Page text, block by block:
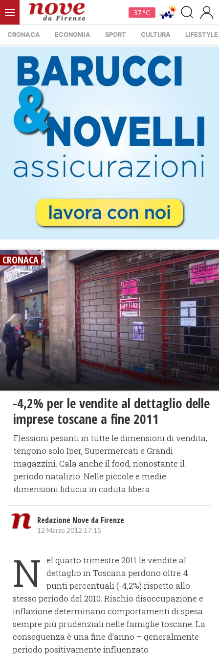
37 °C
CRONACA ECONOMIA SPORT CULTURA LIFESTYLE
CRONACA
-4,2% per le vendite al dettaglio delle
imprese toscane a fine 2011
Flessioni pesanti in tutte le dimensioni di vendita,
tengono solo Iper, Supermercati e Grandi
magazzini. Cala anche il food, nonostante il
periodo natalizio. Nelle piccole e medie
dimensioni fiducia in caduta libera
Redazione Nove da Firenze
12 Marzo 2012 17:15
N el quarto trimestre 2011 le vendite al
dettaglio in Toscana perdono oltre 4
punti percentuali (-4,2%) rispetto allo
stesso periodo del 2010. Rischio disoccupazione e
inflazione determinano comportamenti di spesa
sempre più prudenziali nelle famiglie toscane. La
conseguenza è una fine d’anno – generalmente
periodo positivamente influenzato